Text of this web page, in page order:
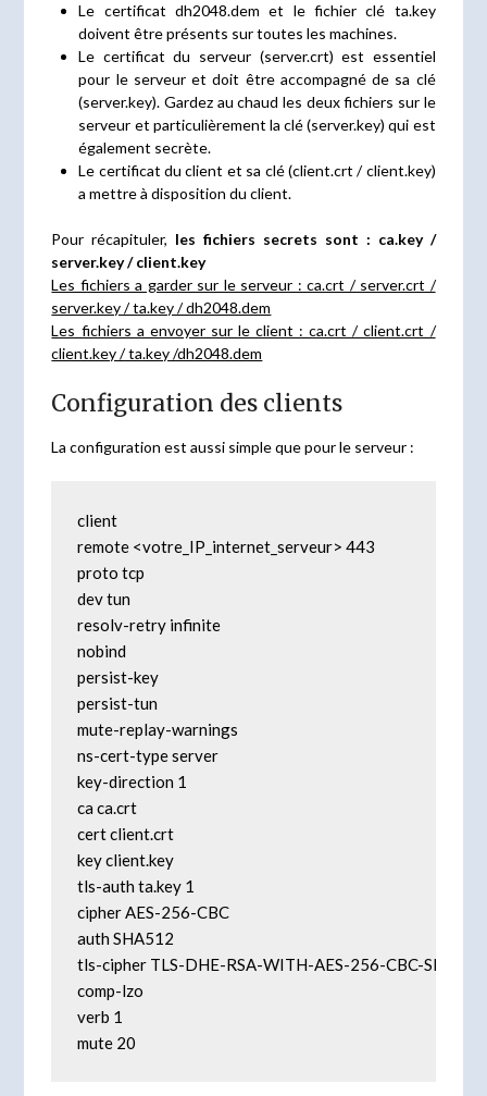
Le certificat dh2048.dem et le fichier clé ta.key
doivent être présents sur toutes les machines.
Le certificat du serveur (server.crt) est essentiel
pour le serveur et doit être accompagné de sa clé
(server.key). Gardez au chaud les deux fichiers sur le
serveur et particulièrement la clé (server.key) qui est
également secrète.
Le certificat du client et sa clé (client.crt / client.key)
a mettre à disposition du client.
Pour récapituler, les fichiers secrets sont : ca.key /
server.key / client.key
Les fichiers a garder sur le serveur : ca.crt / server.crt /
server.key / ta.key / dh2048.dem
Les fichiers a envoyer sur le client : ca.crt / client.crt /
client.key / ta.key /dh2048.dem
Configuration des clients
La configuration est aussi simple que pour le serveur :
client
remote <votre_IP_internet_serveur> 443
proto tcp
dev tun
resolv-retry infinite
nobind
persist-key
persist-tun
mute-replay-warnings
ns-cert-type server
key-direction 1
ca ca.crt
cert client.crt
key client.key
tls-auth ta.key 1
cipher AES-256-CBC
auth SHA512
tls-cipher TLS-DHE-RSA-WITH-AES-256-CBC-SHA
comp-lzo
verb 1
mute 20